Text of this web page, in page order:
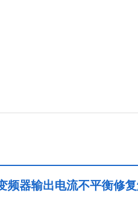
频器输出电流不平衡修